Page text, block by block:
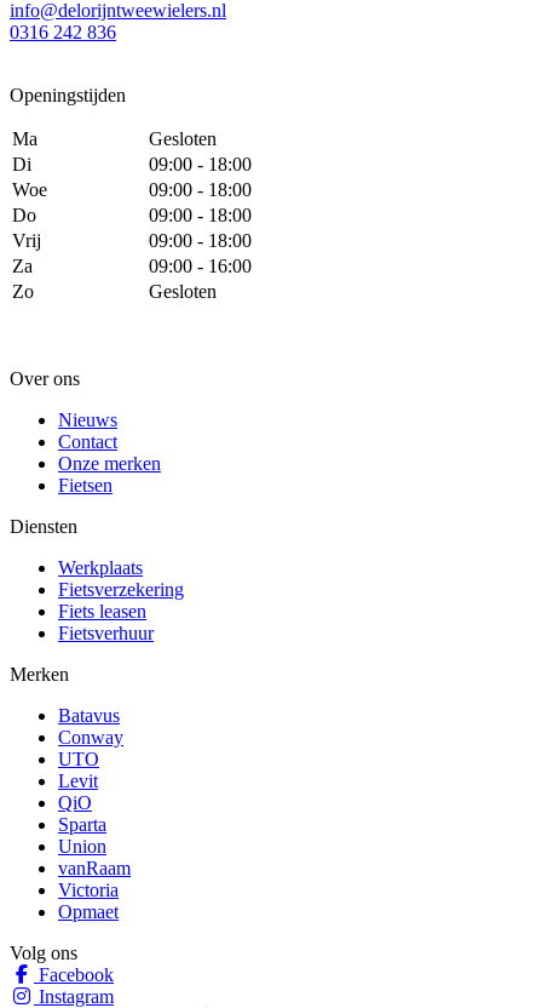
info@delorijntweewielers.nl
0316 242 836
Openingstijden
Ma
Gesloten
Di
09:00 - 18:00
Woe
09:00 - 18:00
Do
09:00 - 18:00
Vrij
09:00 - 18:00
Za
09:00 - 16:00
Zo
Gesloten
Over ons
Nieuws
Contact
Onze merken
Fietsen
Diensten
Werkplaats
Fietsverzekering
Fiets leasen
Fietsverhuur
Merken
Batavus
Conway
UTO
Levit
QiO
Sparta
Union
vanRaam
Victoria
Opmaet
Volg ons
Facebook
Instagram